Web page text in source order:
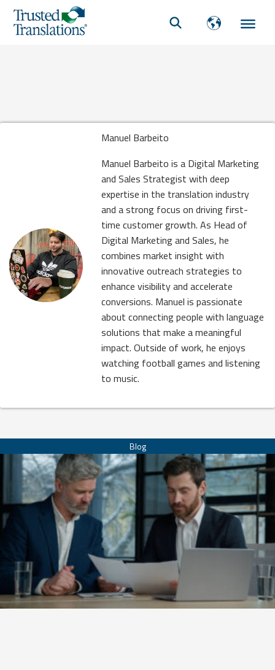
Manuel Barbeito
Manuel Barbeito is a Digital Marketing
and Sales Strategist with deep
expertise in the translation industry
and a strong focus on driving first-
time customer growth. As Head of
Digital Marketing and Sales, he
combines market insight with
innovative outreach strategies to
enhance visibility and accelerate
conversions. Manuel is passionate
about connecting people with language
solutions that make a meaningful
impact. Outside of work, he enjoys
watching football games and listening
to music.